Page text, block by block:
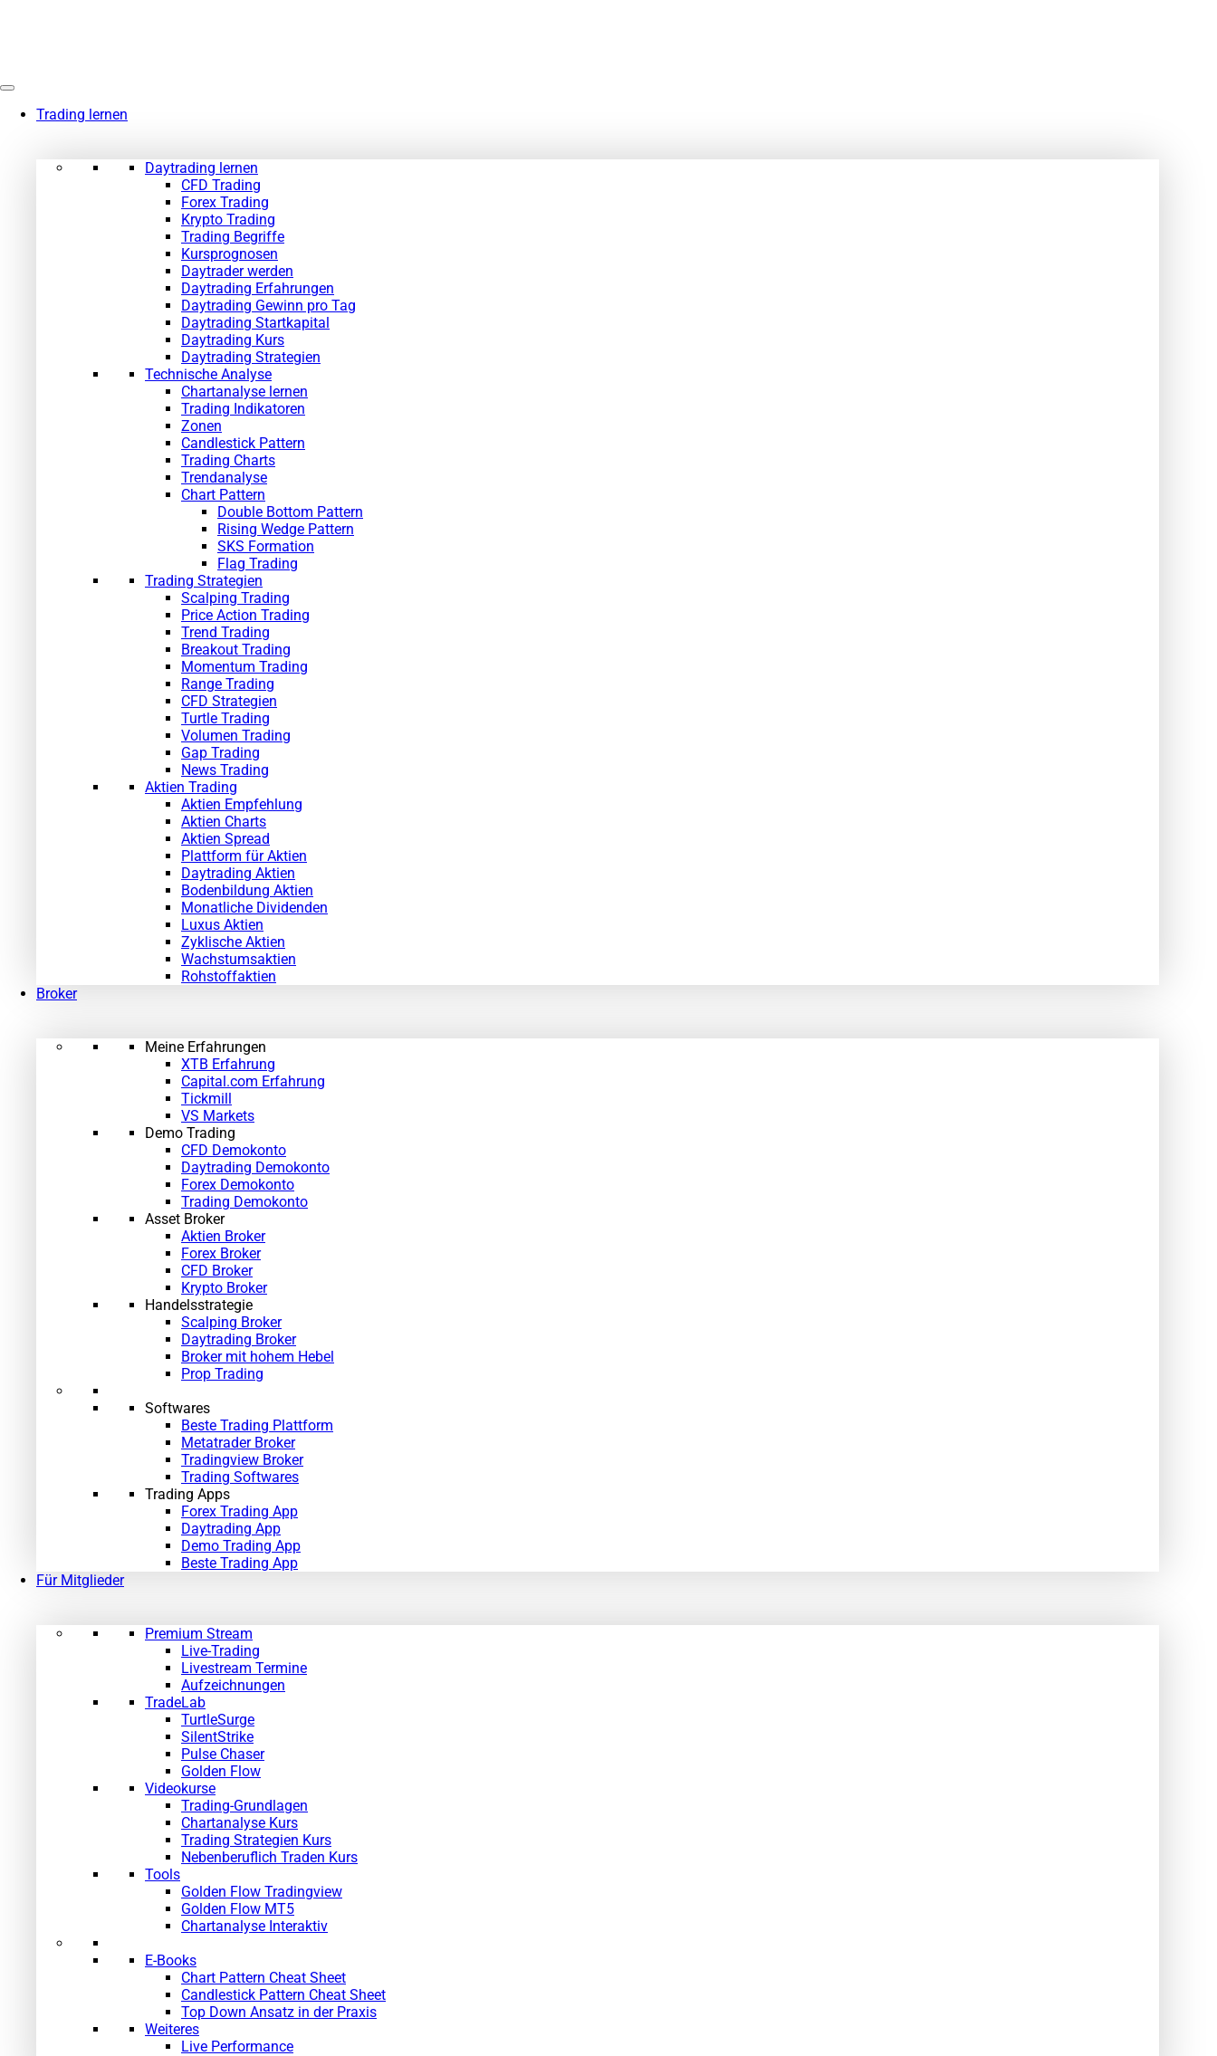
Trading lernen
Daytrading lernen
CFD Trading
Forex Trading
Krypto Trading
Trading Begriffe
Kursprognosen
Daytrader werden
Daytrading Erfahrungen
Daytrading Gewinn pro Tag
Daytrading Startkapital
Daytrading Kurs
Daytrading Strategien
Technische Analyse
Chartanalyse lernen
Trading Indikatoren
Zonen
Candlestick Pattern
Trading Charts
Trendanalyse
Chart Pattern
Double Bottom Pattern
Rising Wedge Pattern
SKS Formation
Flag Trading
Trading Strategien
Scalping Trading
Price Action Trading
Trend Trading
Breakout Trading
Momentum Trading
Range Trading
CFD Strategien
Turtle Trading
Volumen Trading
Gap Trading
News Trading
Aktien Trading
Aktien Empfehlung
Aktien Charts
Aktien Spread
Plattform für Aktien
Daytrading Aktien
Bodenbildung Aktien
Monatliche Dividenden
Luxus Aktien
Zyklische Aktien
Wachstumsaktien
Rohstoffaktien
Broker
Meine Erfahrungen
XTB Erfahrung
Capital.com Erfahrung
Tickmill
VS Markets
Demo Trading
CFD Demokonto
Daytrading Demokonto
Forex Demokonto
Trading Demokonto
Asset Broker
Aktien Broker
Forex Broker
CFD Broker
Krypto Broker
Handelsstrategie
Scalping Broker
Daytrading Broker
Broker mit hohem Hebel
Prop Trading
Softwares
Beste Trading Plattform
Metatrader Broker
Tradingview Broker
Trading Softwares
Trading Apps
Forex Trading App
Daytrading App
Demo Trading App
Beste Trading App
Für Mitglieder
Premium Stream
Live-Trading
Livestream Termine
Aufzeichnungen
TradeLab
TurtleSurge
SilentStrike
Pulse Chaser
Golden Flow
Videokurse
Trading-Grundlagen
Chartanalyse Kurs
Trading Strategien Kurs
Nebenberuflich Traden Kurs
Tools
Golden Flow Tradingview
Golden Flow MT5
Chartanalyse Interaktiv
E-Books
Chart Pattern Cheat Sheet
Candlestick Pattern Cheat Sheet
Top Down Ansatz in der Praxis
Weiteres
Live Performance